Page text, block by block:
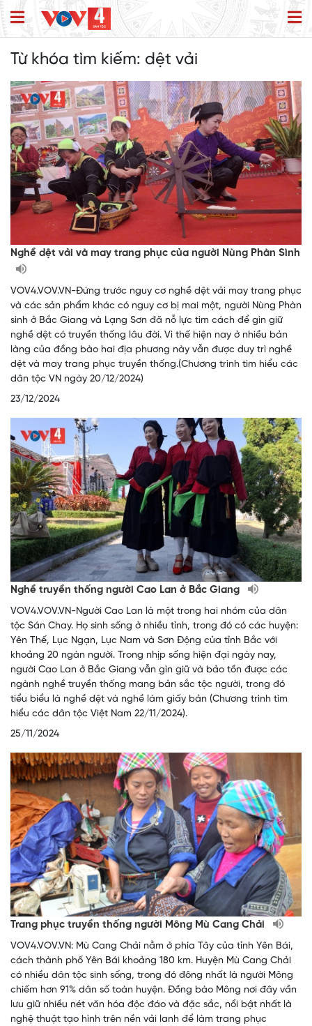
Từ khóa tìm kiếm: dệt vải
Nghề dệt vải và may trang phục của người Nùng Phàn Sình
VOV4.VOV.VN-Đứng trước nguy cơ nghề dệt vải may trang phục
và các sản phẩm khác có nguy cơ bị mai một, người Nùng Phàn
sình ở Bắc Giang và Lạng Sơn đã nỗ lực tìm cách để gìn giữ
nghề dệt có truyền thống lâu đời. Vì thế hiện nay ở nhiều bản
làng của đồng bào hai địa phương này vẫn được duy trì nghề
dệt và may trang phục truyền thống.(Chương trình tìm hiểu các
dân tộc VN ngày 20/12/2024)
23/12/2024
Nghề truyền thống người Cao Lan ở Bắc Giang
VOV4.VOV.VN-Người Cao Lan là một trong hai nhóm của dân
tộc Sán Chay. Họ sinh sống ở nhiều tỉnh, trong đó có các huyện:
Yên Thế, Lục Ngạn, Lục Nam và Sơn Động của tỉnh Bắc với
khoảng 20 ngàn người. Trong nhịp sống hiện đại ngày nay,
người Cao Lan ở Bắc Giang vẫn gìn giữ và bảo tồn được các
ngành nghề truyền thống mang bản sắc tộc người, trong đó
tiểu biểu là nghề dệt và nghề làm giấy bản (Chương trình tìm
hiểu các dân tộc Việt Nam 22/11/2024).
25/11/2024
Trang phục truyền thống người Mông Mù Cang Chải
VOV4.VOV.VN: Mù Cang Chải nằm ở phía Tây của tỉnh Yên Bái,
cách thành phố Yên Bái khoảng 180 km. Huyện Mù Cang Chải
có nhiều dân tộc sinh sống, trong đó đông nhất là người Mông
chiếm hơn 91% dân số toàn huyện. Đồng bào Mông nơi đây vần
lưu giữ nhiều nét văn hóa độc đáo và đặc sắc, nổi bật nhất là
nghệ thuật tạo hình trên nền vải lanh để làm trang phục